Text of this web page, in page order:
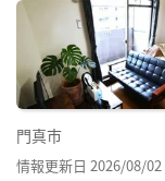
門真市
情報更新日 2026/08/02